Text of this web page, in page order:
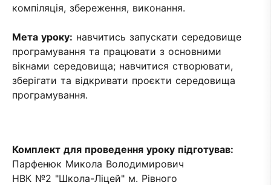
компіляція, збереження, виконання.
Мета уроку: навчитись запускати середовище
програмування та працювати з основними
вікнами середовища; навчитися створювати,
зберігати та відкривати проєкти середовища
програмування.
Комплект для проведення уроку підготував:
Парфенюк Микола Володимирович
НВК №2 "Школа-Ліцей" м. Рівного